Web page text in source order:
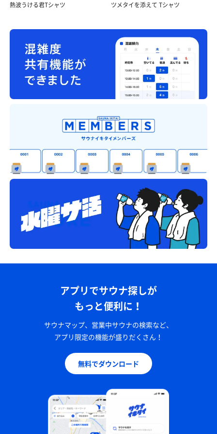
熱波うける君Tシャツ ツメタイを添えて Tシャツ
アプリでサウナ探しが
もっと便利に！
サウナマップ、営業中サウナの検索など、
アプリ限定の機能が盛りだくさん！
無料でダウンロード